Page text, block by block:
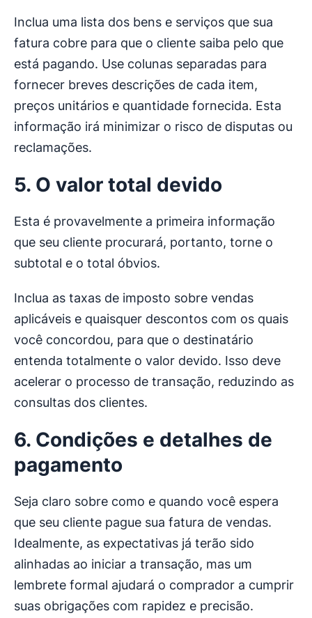
Inclua uma lista dos bens e serviços que sua
fatura cobre para que o cliente saiba pelo que
está pagando. Use colunas separadas para
fornecer breves descrições de cada item,
preços unitários e quantidade fornecida. Esta
informação irá minimizar o risco de disputas ou
reclamações.
5. O valor total devido
Esta é provavelmente a primeira informação
que seu cliente procurará, portanto, torne o
subtotal e o total óbvios.
Inclua as taxas de imposto sobre vendas
aplicáveis ​​e quaisquer descontos com os quais
você concordou, para que o destinatário
entenda totalmente o valor devido. Isso deve
acelerar o processo de transação, reduzindo as
consultas dos clientes.
6. Condições e detalhes de
pagamento
Seja claro sobre como e quando você espera
que seu cliente pague sua fatura de vendas.
Idealmente, as expectativas já terão sido
alinhadas ao iniciar a transação, mas um
lembrete formal ajudará o comprador a cumprir
suas obrigações com rapidez e precisão.